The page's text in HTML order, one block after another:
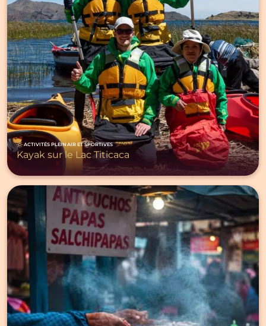
ACTIVITÉS PLEIN AIR ET SPORTIVES
Kayak sur le Lac Titicaca